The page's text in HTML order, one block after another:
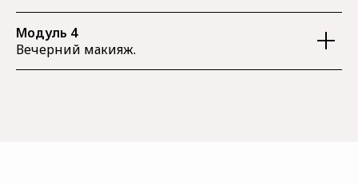
Модуль 4
Вечерний макияж.